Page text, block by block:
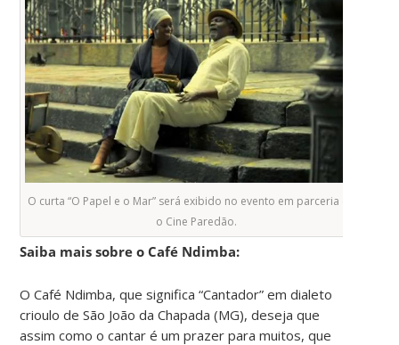
O curta “O Papel e o Mar” será exibido no evento em parceria com
o Cine Paredão.
Saiba mais sobre o Café Ndimba:
O Café Ndimba, que significa “Cantador” em dialeto
crioulo de São João da Chapada (MG), deseja que
assim como o cantar é um prazer para muitos, que